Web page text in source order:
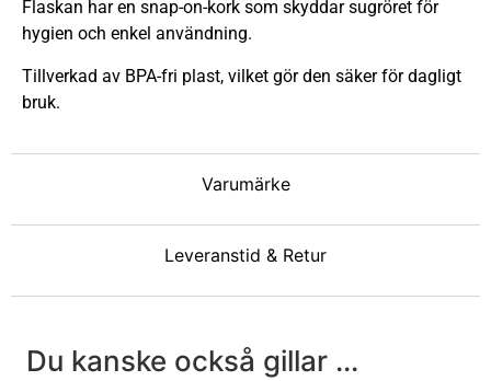
Varumärke
Leveranstid & Retur
Flaskan har en snap-on-kork som skyddar sugröret för
hygien och enkel användning.
Tillverkad av BPA-fri plast, vilket gör den säker för dagligt
bruk.
Du kanske också gillar ...